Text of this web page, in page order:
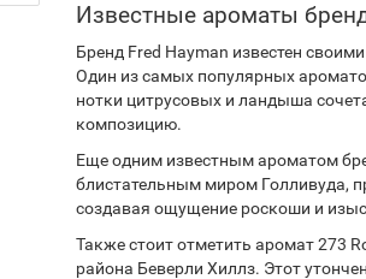
Известные ароматы
Бренд Fred Hayman известен
Один из самых популярных
нотки цитрусовых и ландыша
композицию.
Еще одним известным ароматом
блистательным миром Голливуда,
создавая ощущение роскоши и
Также стоит отметить аромат 273
района Беверли Хиллз. Этот